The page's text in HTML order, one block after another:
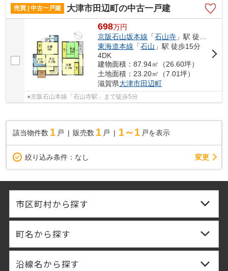
売買 | 中古一戸建 大津市田辺町の中古一戸建
698万円
京阪石山坂本線 「石山寺 」駅 徒歩5分
東海道本線 「石山 」駅 徒歩15分
4DK
建物面積：87.94㎡（26.60坪）
土地面積：23.20㎡（7.01坪）
滋賀県大津市田辺町
●京阪石山本線「石山寺駅」まで徒歩5分
該当物件数 1 戸 販売数 1 戸 1～1 戸を表示
絞り込み条件： なし 変更
市区町村から探す
町名から探す
沿線名から探す